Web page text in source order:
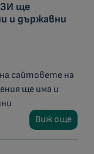
ще
и държавни
сайтовете на
ще има и
Виж още